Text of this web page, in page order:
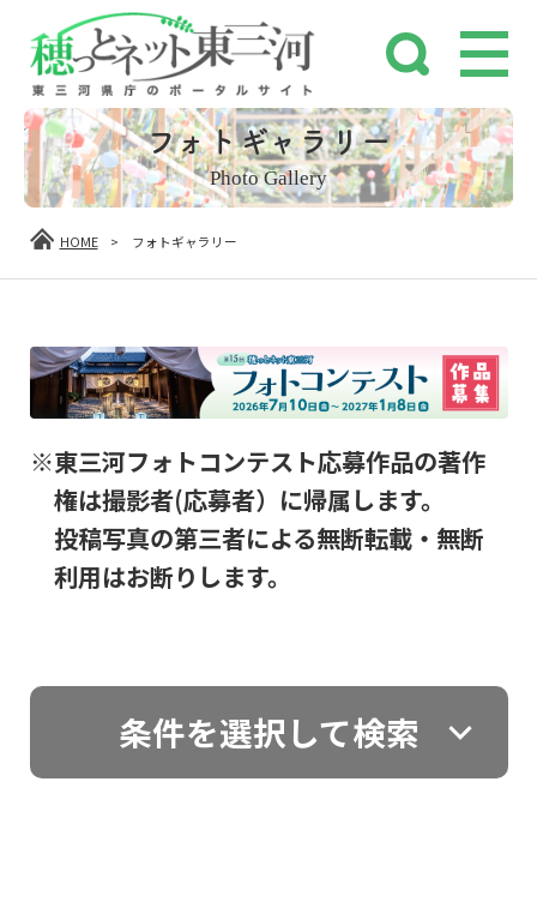
フォトギャラリー
Photo Gallery
HOME > フォトギャラリー
※東三河フォトコンテスト応募作品の著作
権は撮影者(応募者）に帰属します。
投稿写真の第三者による無断転載・無断
利用はお断りします。
条件を選択して検索